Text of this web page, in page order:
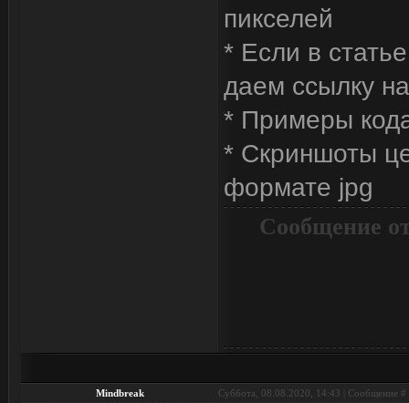
пикселей
* Если в
даем ссылку
* Примеры
* Скриншоты
формате jpg
Сообщение
Mindbreak Суббота, 08.08.2020, 14:43 | Сообщение #